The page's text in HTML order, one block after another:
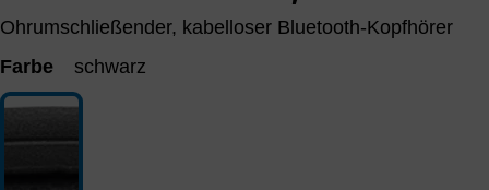
Ohrumschließender, kabelloser Bluetooth-Kopfhörer
Farbe
schwarz